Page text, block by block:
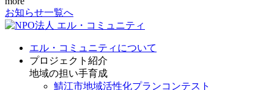
お知らせ一覧へ
エル・コミュニティについて
プロジェクト紹介
地域の担い手育成
鯖江市地域活性化プランコンテスト